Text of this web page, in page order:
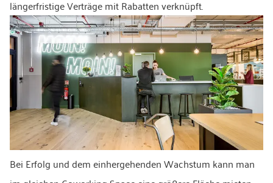
längerfristige Verträge mit Rabatten verknüpft.
Bei Erfolg und dem einhergehenden Wachstum kann man